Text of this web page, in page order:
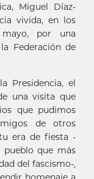
Miguel Díaz-
vivida, en los
por una
Federación de
Presidencia, el
una visita que
que pudimos
de otros
era de fiesta -
que más
del fascismo-,